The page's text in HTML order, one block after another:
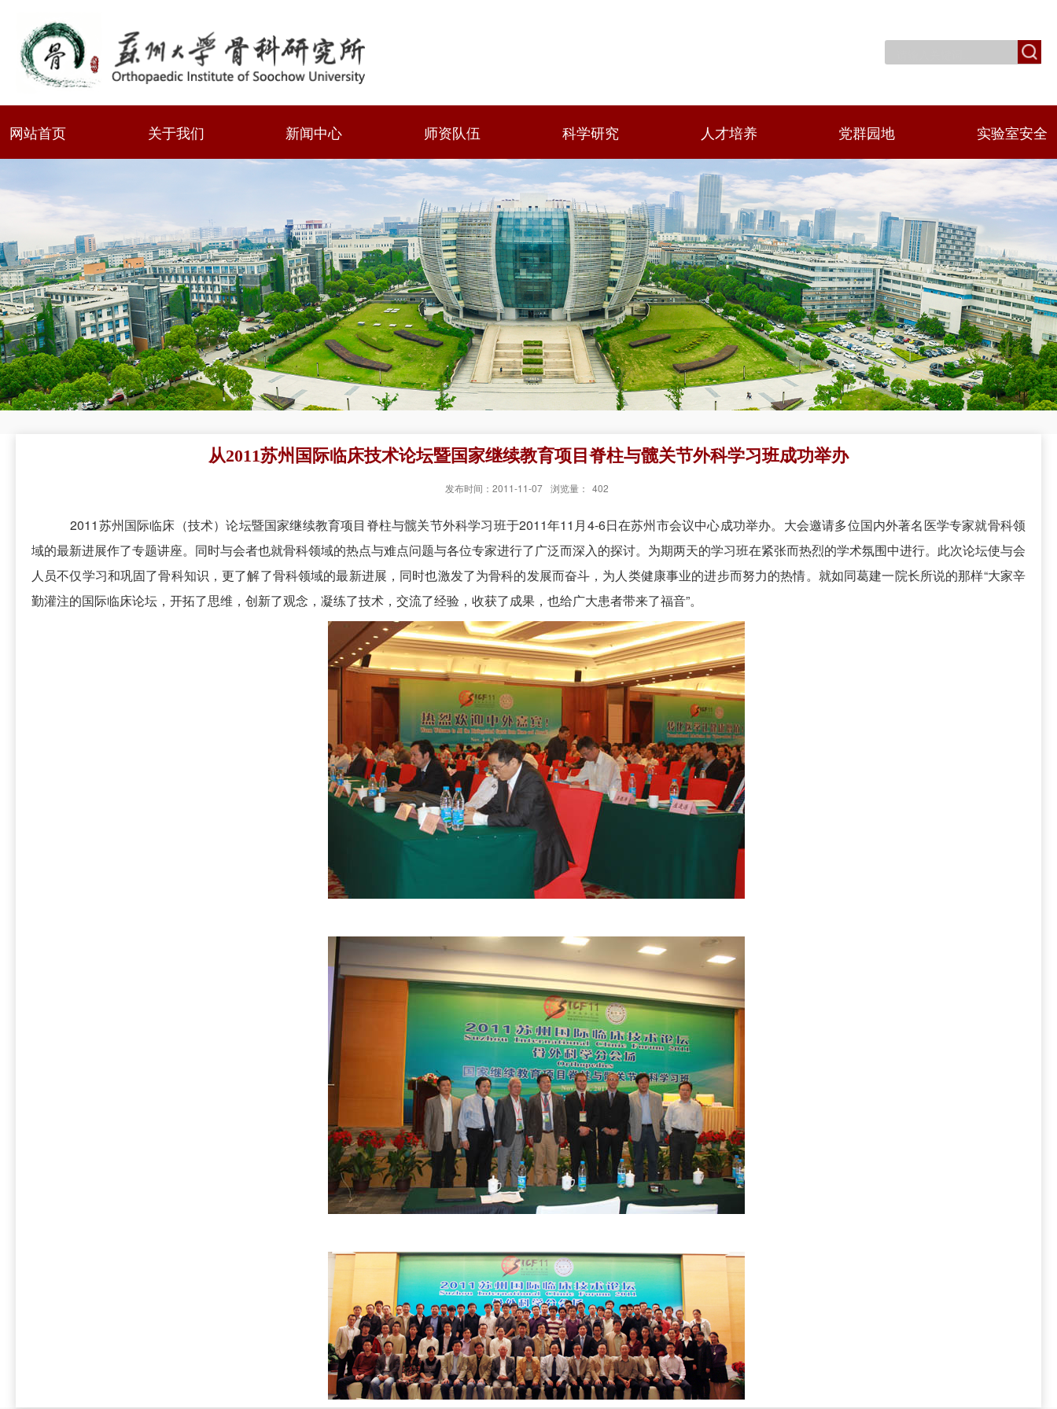
网站首页 关于我们 新闻中心 师资队伍 科学研究 人才培养 党群园地 实验室安全
从2011苏州国际临床技术论坛暨国家继续教育项目脊柱与髋关节外科学习班成功举办
发布时间：2011-11-07 浏览量： 402
2011苏州国际临床（技术）论坛暨国家继续教育项目脊柱与髋关节外科学习班于2011年11月4-6日在苏州市会议中心成功举办。大会邀请多位国内外著名医学专家就骨科领
域的最新进展作了专题讲座。同时与会者也就骨科领域的热点与难点问题与各位专家进行了广泛而深入的探讨。为期两天的学习班在紧张而热烈的学术氛围中进行。此次论坛使与会
人员不仅学习和巩固了骨科知识，更了解了骨科领域的最新进展，同时也激发了为骨科的发展而奋斗，为人类健康事业的进步而努力的热情。就如同葛建一院长所说的那样“大家辛
勤灌注的国际临床论坛，开拓了思维，创新了观念，凝练了技术，交流了经验，收获了成果，也给广大患者带来了福音”。